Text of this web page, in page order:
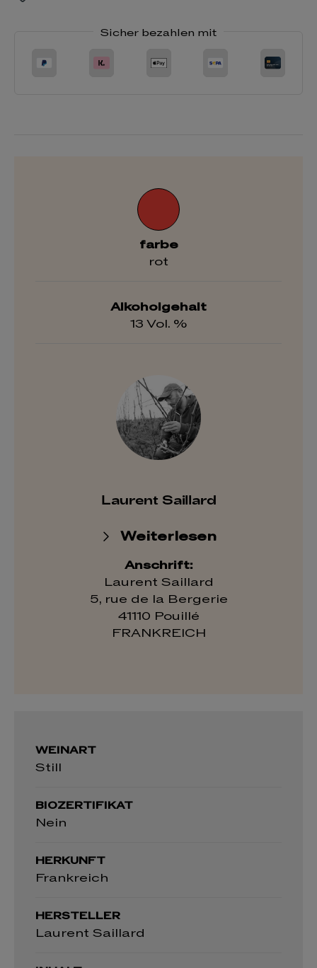
Sicher bezahlen mit
WEINART
Still
BIOZERTIFIKAT
Nein
HERKUNFT
Frankreich
HERSTELLER
Laurent Saillard
farbe
rot
Alkoholgehalt
13 Vol. %
Laurent Saillard
Weiterlesen
Anschrift:
Laurent Saillard
5, rue de la Bergerie
41110 Pouillé
FRANKREICH